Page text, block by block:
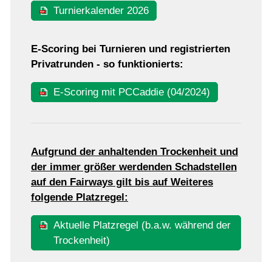
Gäste
Mannschaften
Jugend
Turnierkalender
Turnierergebnisse
Season-Matchplay
Registrierte Privatrunde
Turnierkalender 2026
E-Scoring bei Turnieren und registrierten
Privatrunden - so funktionierts:
E-Scoring mit PCCaddie (04/2024)
Aufgrund der anhaltenden Trockenheit und
der immer größer werdenden Schadstellen
auf den Fairways gilt bis auf Weiteres
folgende Platzregel:
Aktuelle Platzregel (b.a.w. während der
Trockenheit)